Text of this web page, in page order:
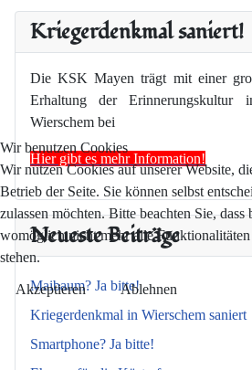
Kriegerdenkmal saniert!
Die KSK Mayen trägt mit einer
Erhaltung der Erinnerungskultur
Wierschem bei
Hier gibt es mehr Information!
Neueste Beiträge
Maibaum? Ja bitte!
Kriegerdenkmal in Wierschem saniert
Smartphone? Ja bitte!
Wir benutzen Cookies
Wir nutzen Cookies auf unserer Website,
Betrieb der Seite. Sie können selbst
zulassen möchten. Bitte beachten Sie,
womöglich nicht mehr alle
stehen.
Akzeptieren Ablehnen